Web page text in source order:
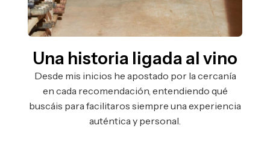
Una historia ligada al vino
Desde mis inicios he apostado por la cercanía
en cada recomendación, entendiendo qué
buscáis para facilitaros siempre una experiencia
auténtica y personal.